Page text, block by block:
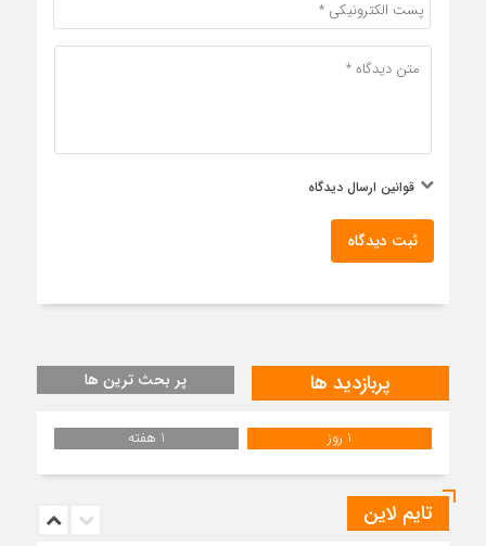
قوانین ارسال دیدگاه
ثبت دیدگاه
پربازدید ها پر بحث ترین ها
1 روز 1 هفته
تایم لاین